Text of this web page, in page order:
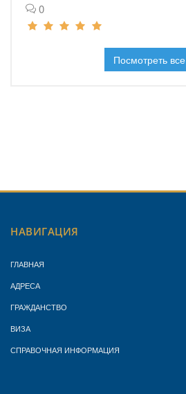
0
Посмотреть все
НАВИГАЦИЯ
ГЛАВНАЯ
АДРЕСА
ГРАЖДАНСТВО
ВИЗА
СПРАВОЧНАЯ ИНФОРМАЦИЯ